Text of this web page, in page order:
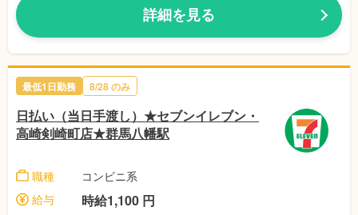
詳細を見る
最低1日勤務 8/28 のみ
日払い（当日手渡し）★セブンイレブン・
高崎剣崎町店★群馬八幡駅
職種
コンビニ系
給与
時給1,100 円